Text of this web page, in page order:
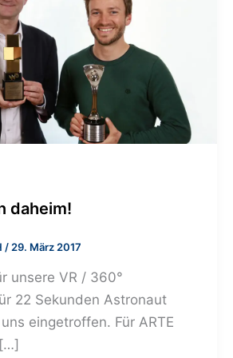
daheim!
/ 29. März 2017
unsere VR / 360°
22 Sekunden Astronaut
eingetroffen. Für ARTE